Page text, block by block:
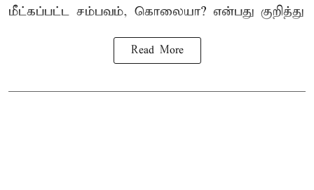
மீட்கப்பட்ட சம்பவம், கொலையா? என்பது குறித்து
Read More